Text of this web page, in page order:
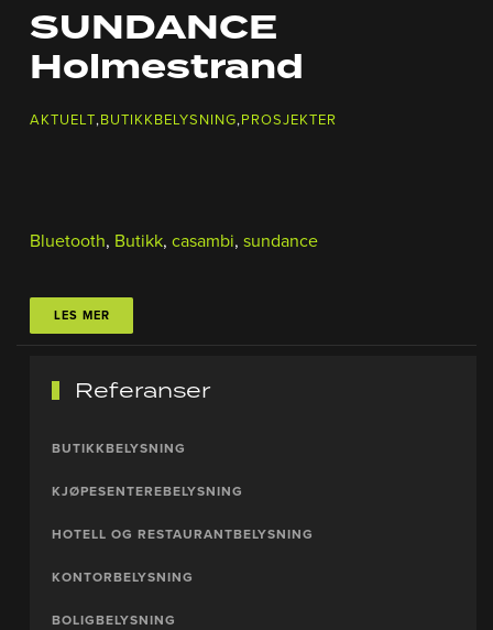
SUNDANCE
Holmestrand
AKTUELT,BUTIKKBELYSNING,PROSJEKTER
Bluetooth, Butikk, casambi, sundance
LES MER
Referanser
BUTIKKBELYSNING
KJØPESENTEREBELYSNING
HOTELL OG RESTAURANTBELYSNING
KONTORBELYSNING
BOLIGBELYSNING